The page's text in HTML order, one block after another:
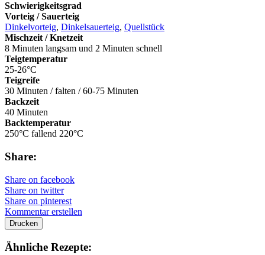
Schwierigkeitsgrad
Vorteig / Sauerteig
Dinkelvorteig, Dinkelsauerteig, Quellstück
Mischzeit / Knetzeit
8 Minuten langsam und 2 Minuten schnell
Teigtemperatur
25-26°C
Teigreife
30 Minuten / falten / 60-75 Minuten
Backzeit
40 Minuten
Backtemperatur
250°C fallend 220°C
Share:
Share on facebook
Share on twitter
Share on pinterest
Kommentar erstellen
Drucken
Ähnliche Rezepte: